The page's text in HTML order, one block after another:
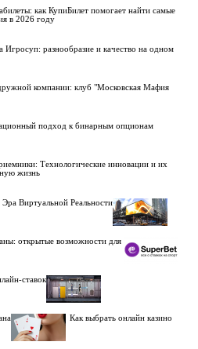
как КупиБилет помогает найти самые
в 2026 году
Игросуп: разнообразие и качество на одном
компании: клуб "Московская Мафия
подход к бинарным опционам
Технологические инновации и их
жизнь
Виртуальной Реальности
открытые возможности для
ставок
Как выбрать онлайн казино